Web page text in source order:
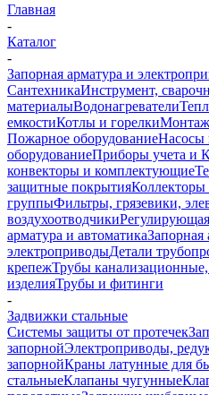
Главная
-
Каталог
-
Запорная арматура и
СантехникаИнструмент,
материалыВодонагреватели
емкостиКотлы и горелки
Пожарное оборудованиеНасосы
оборудованиеПриборы учета и
конвекторы и комплектующие
защитные покрытияКоллекторы
группыФильтры, грязевики,
воздухоотводчики
арматура и автоматикаЗапорная
электроприводыДетали
крепежТрубы
изделияТрубы и фитинги
-
Задвижки стальные
Системы защиты от протечек
запорнойЭлектроприводы,
запорнойКраны латунные для
стальныеКлапаны чугунные